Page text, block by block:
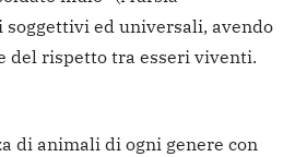
soggettivi ed universali, avendo
del rispetto tra esseri viventi.
di animali di ogni genere con